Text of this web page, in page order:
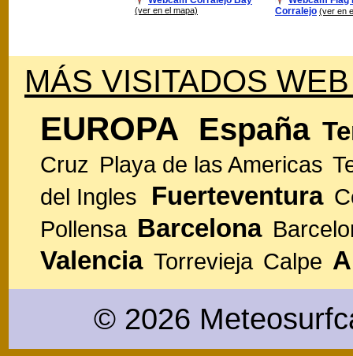
(ver en el mapa)
Corralejo (ver en
MÁS VISITADOS
EUROPA España
Cruz Playa de las Americas
del Ingles
Fuerteventura
Pollensa Barcelona
Valencia Torrevieja Calpe
© 2026